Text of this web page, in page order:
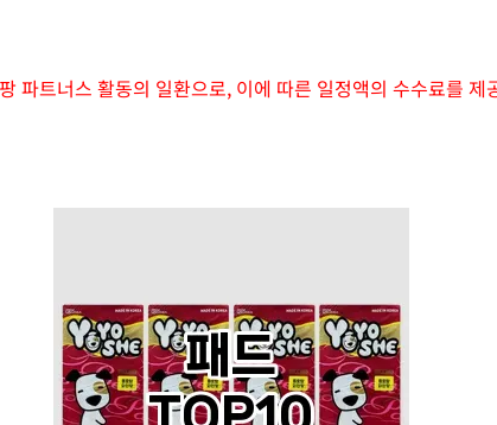
파트너스 활동의 일환으로, 이에 따른 일정액의 수수료를 제